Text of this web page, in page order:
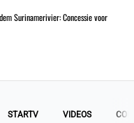
Surinamerivier: Concessie voor
STARTV VIDEOS